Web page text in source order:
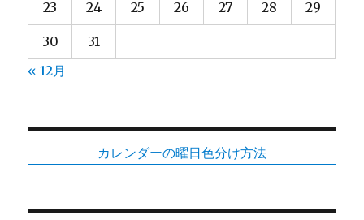
23 24 25 26 27 28 29
30
31
« 12月
カレンダーの曜日色分け方法